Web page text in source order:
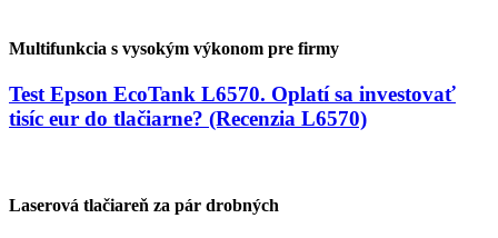
Multifunkcia s vysokým výkonom pre firmy
Test Epson EcoTank L6570. Oplatí sa investovať
tisíc eur do tlačiarne? (Recenzia L6570)
Laserová tlačiareň za pár drobných